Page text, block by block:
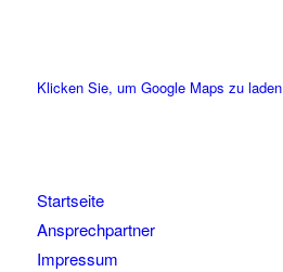
Klicken Sie, um Google Maps zu laden
Startseite
Ansprechpartner
Impressum